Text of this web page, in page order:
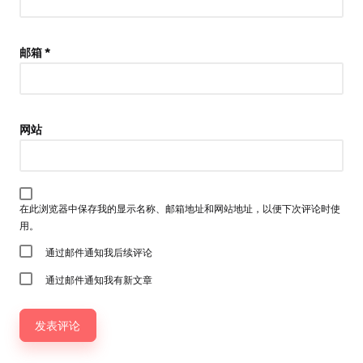
邮箱*
网站
在此浏览器中保存我的显示名称、邮箱地址和网站地址，以便下次评论时使
用。
通过邮件通知我后续评论
通过邮件通知我有新文章